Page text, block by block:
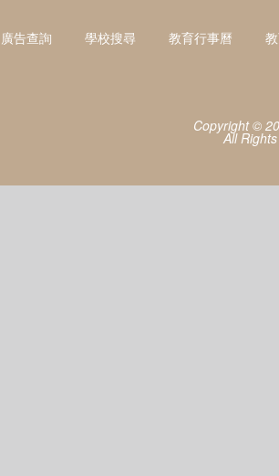
廣告查詢 學校搜尋 教育行事曆
Copyright ©
All